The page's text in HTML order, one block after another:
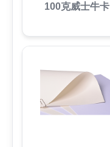
100克威士牛卡